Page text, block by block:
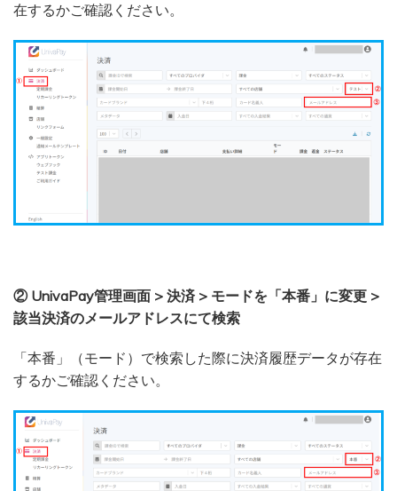
在するかご確認ください。
② UnivaPay管理画面 > 決済 > モードを「本番」に変更 >
該当決済のメールアドレスにて検索
「本番」（モード）で検索した際に決済履歴データが存在
するかご確認ください。